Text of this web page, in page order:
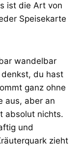
ist die Art von
Speisekarte
wandelbar
du hast
ganz ohne
aus, aber an
absolut nichts.
und
zieht